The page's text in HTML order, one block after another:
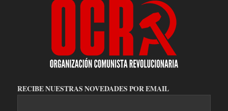
RECIBE NUESTRAS NOVEDADES POR EMAIL